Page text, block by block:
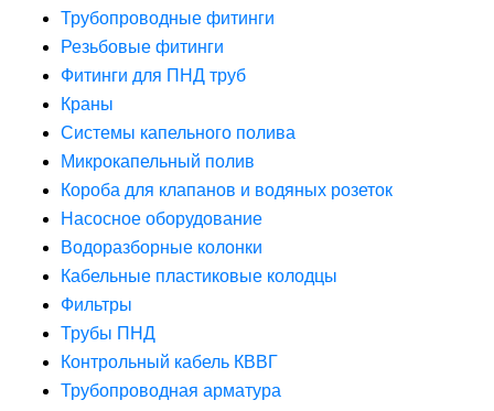
Трубопроводные фитинги
Резьбовые фитинги
Фитинги для ПНД труб
Краны
Системы капельного полива
Микрокапельный полив
Короба для клапанов и водяных розеток
Насосное оборудование
Водоразборные колонки
Кабельные пластиковые колодцы
Фильтры
Трубы ПНД
Контрольный кабель КВВГ
Трубопроводная арматура